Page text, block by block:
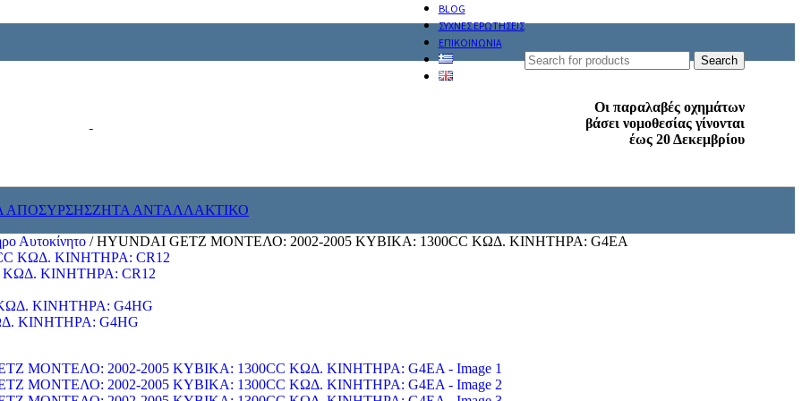
BLOG
ΣΥΧΝΕΣ ΕΡΩΤΗΣΕΙΣ
ΕΠΙΚΟΙΝΩΝΙΑ
Search
Οι παραλαβές οχημάτων
βάσει νομοθεσίας γίνονται
έως 20 Δεκεμβρίου
ΑΠΟΣΥΡΣΗΣΖΗΤΑ ΑΝΤΑΛΛΑΚΤΙΚΟ
Αυτοκίνητο / HYUNDAI GETZ ΜΟΝΤΕΛΟ: 2002-2005 ΚΥΒΙΚΑ: 1300CC ΚΩΔ. ΚΙΝΗΤΗΡΑ: G4EA
ΚΩΔ. ΚΙΝΗΤΗΡΑ: CR12
ΚΙΝΗΤΗΡΑ: G4HG